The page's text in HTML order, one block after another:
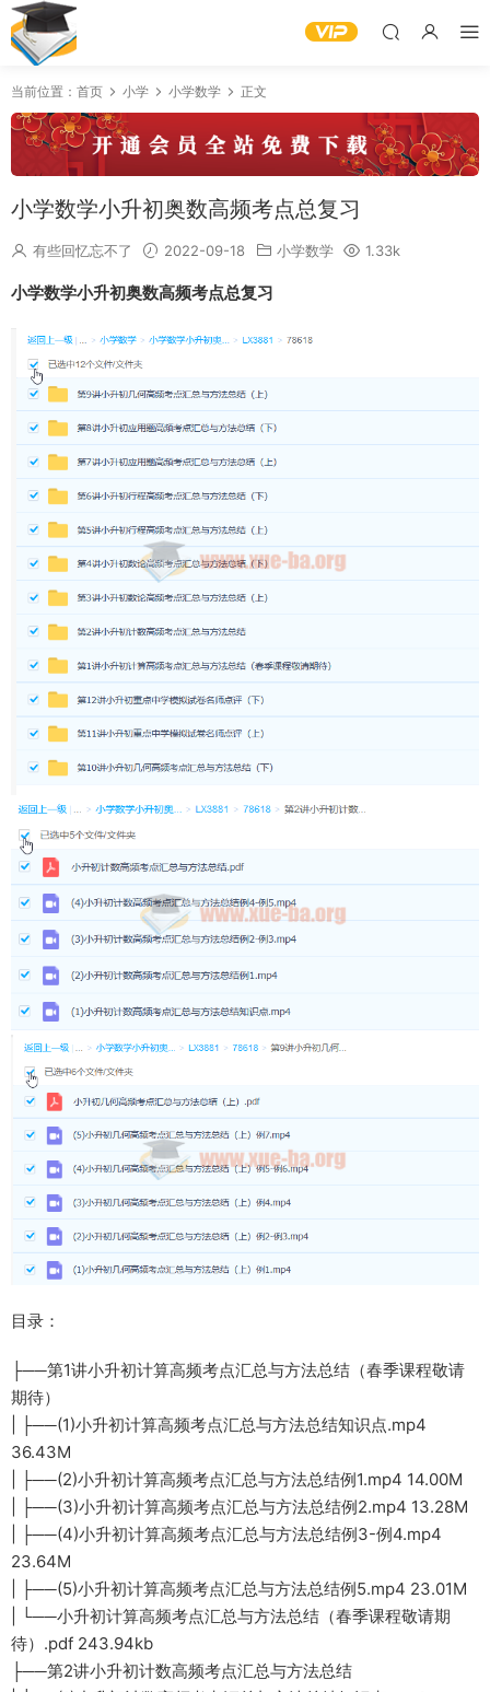
当前位置： 首页 小学 小学数学 正文
小学数学小升初奥数高频考点总复习
有些回忆忘不了 2022-09-18 小学数学 1.33k
小学数学小升初奥数高频考点总复习
目录：
├──第1讲小升初计算高频考点汇总与方法总结（春季课程敬请
期待）
| ├──(1)小升初计算高频考点汇总与方法总结知识点.mp4
36.43M
| ├──(2)小升初计算高频考点汇总与方法总结例1.mp4 14.00M
| ├──(3)小升初计算高频考点汇总与方法总结例2.mp4 13.28M
| ├──(4)小升初计算高频考点汇总与方法总结例3-例4.mp4
23.64M
| ├──(5)小升初计算高频考点汇总与方法总结例5.mp4 23.01M
| └──小升初计算高频考点汇总与方法总结（春季课程敬请期
待）.pdf 243.94kb
├──第2讲小升初计数高频考点汇总与方法总结